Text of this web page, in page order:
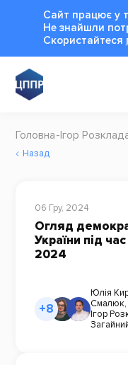
Сайт працює у
Не знайшли
Cкористайтеся
Головна Ігор
Назад
06 Гру, 2024
Огляд
України під
2024
+8
Юлія
Смалюк,
Ігор